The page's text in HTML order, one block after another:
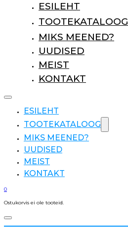
ESILEHT
TOOTEKATALOOG
MIKS MEENED?
UUDISED
MEIST
KONTAKT
ESILEHT
TOOTEKATALOOG
MIKS MEENED?
UUDISED
MEIST
KONTAKT
0
Ostukorvis ei ole tooteid.